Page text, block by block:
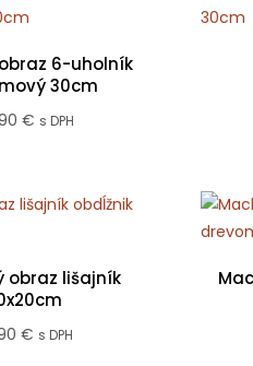
6-uholník
30cm
€ s DPH
obraz lišajník
€ s DPH